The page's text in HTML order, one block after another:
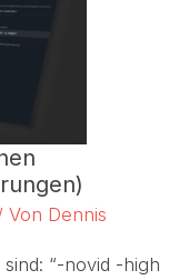
Von Dennis
“-novid -high